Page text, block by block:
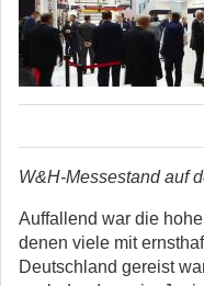
W&H-Messestand auf
Auffallend war die
denen viele mit
Deutschland gereist